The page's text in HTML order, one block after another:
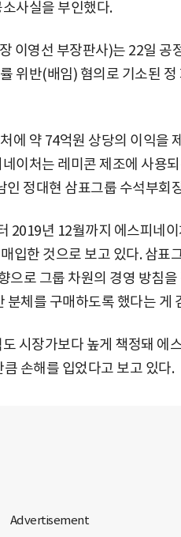
사실을 부인했다.
이영선 부장판사)는 22일 공
위반(배임) 혐의로 기소된 정
에 약 74억원 상당의 이익을
이처는 레미콘 제조에 사용
정대현 삼표그룹 수석부회
2019년 12월까지 에스피네
입한 것으로 보고 있다. 삼표
으로 그룹 차원의 경영 방침
체를 구매하도록 했다는 게
시장가보다 높게 책정돼 에
손해를 입었다고 보고 있다.